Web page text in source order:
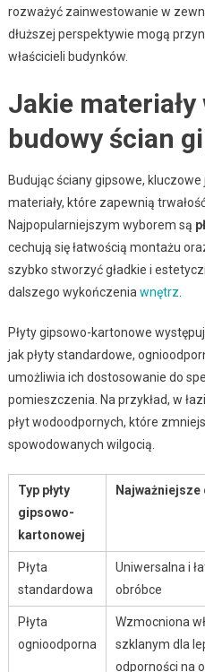
rozważyć zainwestowanie w
dłuższej perspektywie mogą
właścicieli budynków.
Jakie
budowy ścian
Budując ściany gipsowe,
materiały, które zapewnią
Najpopularniejszym wyborem są
cechują się łatwością montażu
szybko stworzyć gładkie i
dalszego wykończeniawnętrz.
Płyty gipsowo-kartonowe
jak płyty standardowe,
umożliwia ich dostosowanie do
pomieszczenia. Na przykład, w
płyt wodoodpornych, które
spowodowanych wilgocią.
Typ płyty
gipsowo-
kartonowej
Najważniejsze
Płyta
standardowa
Uniwersalna i
obróbce
Płyta
ognioodporna
Wzmocniona
szklanym dla
odporności na